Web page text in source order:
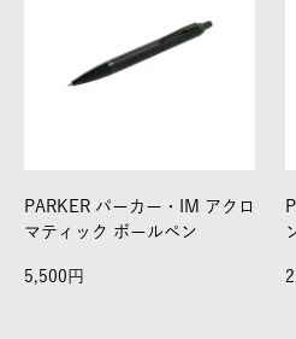
PARKER パーカー・IM アクロ
マティック ボールペン
5,500